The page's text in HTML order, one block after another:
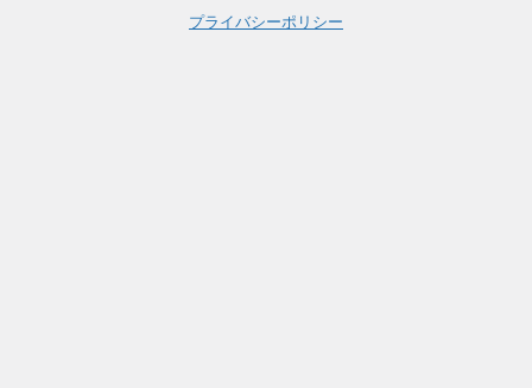
プライバシーポリシー